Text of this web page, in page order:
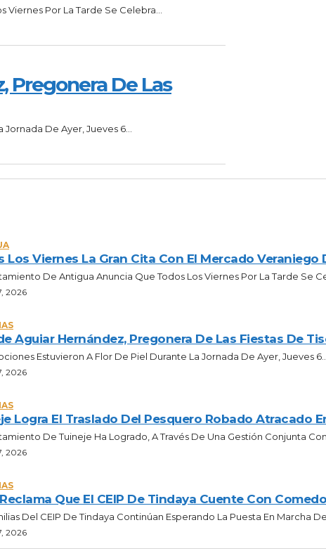
Por La Tarde Se Celebra...
Pregonera De Las
De Ayer, Jueves 6...
Los Viernes La Gran Cita Con El Mercado
De Antigua Anuncia Que Todos Los Viernes Por La Tarde Se
2026
Aguiar Hernández, Pregonera De Las Fiestas De
Estuvieron A Flor De Piel Durante La Jornada De Ayer, Jueves 6...
2026
Logra El Traslado Del Pesquero Robado Atracado
De Tuineje Ha Logrado, A Través De Una Gestión Conjunta Con
2026
Reclama Que El CEIP De Tindaya Cuente Con
Del CEIP De Tindaya Continúan Esperando La Puesta En Marcha De
2026